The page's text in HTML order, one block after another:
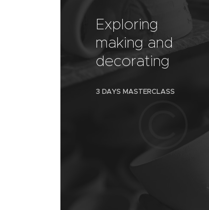
Exploring
making and
decorating
3 DAYS MASTERCLASS